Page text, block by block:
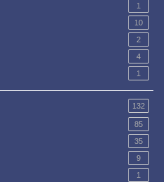
1
10
2
4
1
132
85
35
9
1